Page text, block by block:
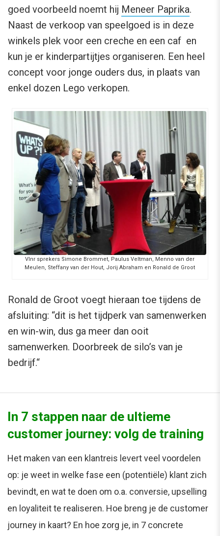
goed voorbeeld noemt hij Meneer Paprika.
Naast de verkoop van speelgoed is in deze
winkels plek voor een creche en een caf en
kun je er kinderpartijtjes organiseren. Een heel
concept voor jonge ouders dus, in plaats van
enkel dozen Lego verkopen.
Vlnr sprekers Simone Brommet, Paulus Veltman, Menno van der
Meulen, Steffany van der Hout, Jorij Abraham en Ronald de Groot
Ronald de Groot voegt hieraan toe tijdens de
afsluiting: “dit is het tijdperk van samenwerken
en win-win, dus ga meer dan ooit
samenwerken. Doorbreek de silo’s van je
bedrijf.“
In 7 stappen naar de ultieme
customer journey: volg de training
Het maken van een klantreis levert veel voordelen
op: je weet in welke fase een (potentiële) klant zich
bevindt, en wat te doen om o.a. conversie, upselling
en loyaliteit te realiseren. Hoe breng je de customer
journey in kaart? En hoe zorg je, in 7 concrete